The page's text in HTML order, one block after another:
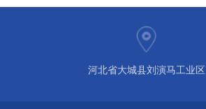
河北省大城县刘演马工业区